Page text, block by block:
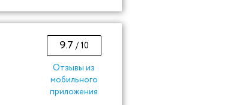
9.7 / 10
Отзывы из
мобильного
приложения